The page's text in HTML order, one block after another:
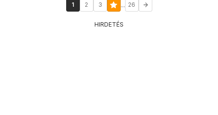
1 2 3 ... 26
HIRDETÉS